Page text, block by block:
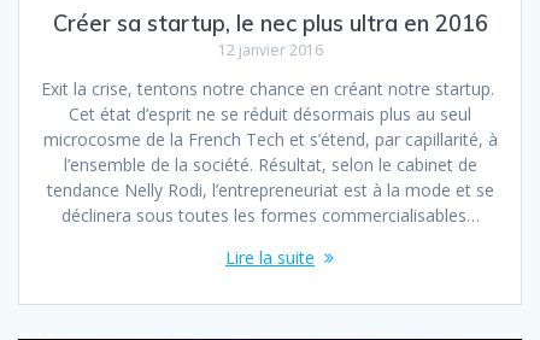
Créer sa startup, le nec plus ultra en 2016
12 janvier 2016
Exit la crise, tentons notre chance en créant notre startup.
Cet état d’esprit ne se réduit désormais plus au seul
microcosme de la French Tech et s’étend, par capillarité, à
l’ensemble de la société. Résultat, selon le cabinet de
tendance Nelly Rodi, l’entrepreneuriat est à la mode et se
déclinera sous toutes les formes commercialisables…
Lire la suite